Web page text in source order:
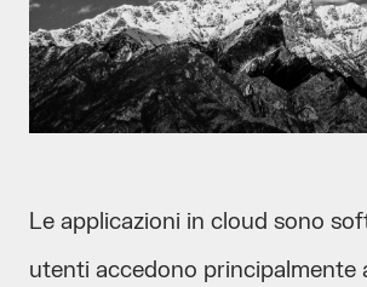
Le applicazioni in cloud sono
utenti accedono principalmente